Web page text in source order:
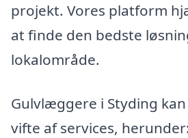
projekt. Vores platform
at finde den bedste
lokalområde.
Gulvlæggere i Styding
vifte af services, herunder: